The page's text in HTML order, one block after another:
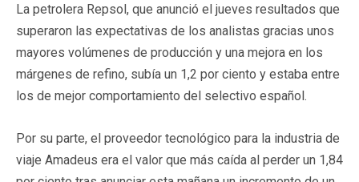
La petrolera Repsol, que anunció el jueves resultados que
superaron las expectativas de los analistas gracias unos
mayores volúmenes de producción y una mejora en los
márgenes de refino, subía un 1,2 por ciento y estaba entre
los de mejor comportamiento del selectivo español.
Por su parte, el proveedor tecnológico para la industria de
viaje Amadeus era el valor que más caída al perder un 1,84